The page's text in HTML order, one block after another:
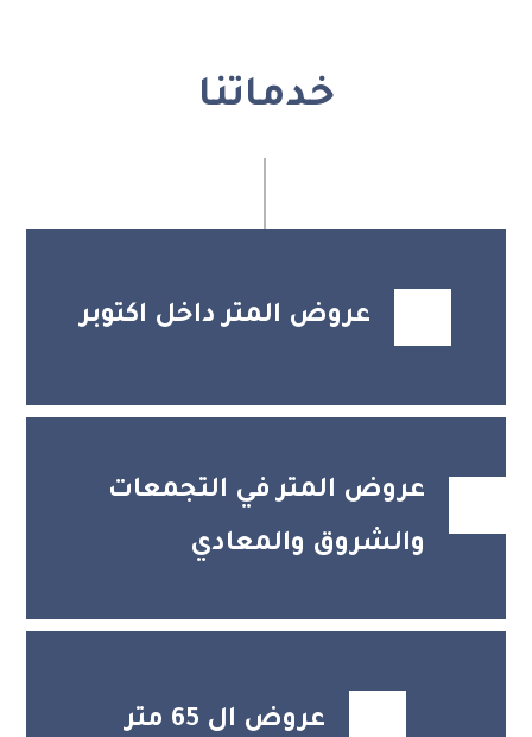
خدماتنا
عروض المتر داخل اكتوبر
عروض المتر في التجمعات
والشروق والمعادي
عروض ال 65 متر